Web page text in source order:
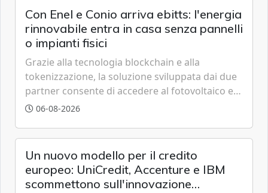
Con Enel e Conio arriva ebitts: l'energia
rinnovabile entra in casa senza pannelli
o impianti fisici
Grazie alla tecnologia blockchain e alla
tokenizzazione, la soluzione sviluppata dai due
partner consente di accedere al fotovoltaico e
all'eolico ottenendo risparmi diretti in bolletta,
06-08-2026
Un nuovo modello per il credito
europeo: UniCredit, Accenture e IBM
scommettono sull'innovazione